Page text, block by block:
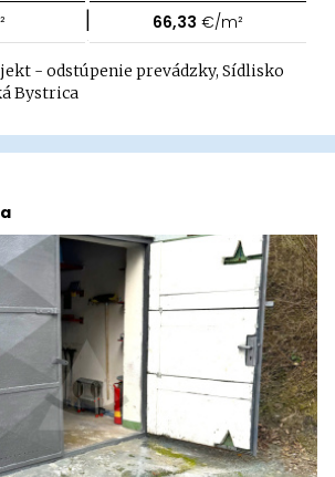
| 66,33 €/m²
- odstúpenie prevádzky, Sídlisko
Bystrica